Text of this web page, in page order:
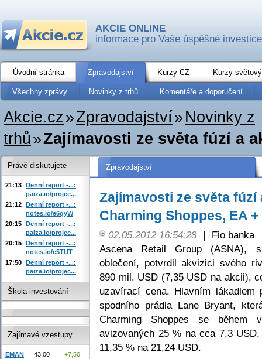
AKCIE ONLINE
informace pro Vaše úspěšné investice
Úvodní stránka Zpravodajství Kurzy CZ Kurzy
Všechny zprávy Novinky z trhů Komentáře a doporučení
Akcie.cz»Zpravodajství» Novinky z
trhů»Zajímavosti ze světa fúzí a
Zpravodajství
Zajímavosti ze světa fúzí
Charming Shoppes, EA
02.05.2012 16:54:28 |
Fio banka
Ascena Retail Group (ASNA),
oblečení, potvrdil akvizici svého
890 mil. USD (7,35 USD na akcii),
uzavírací cena. Hlavním lákadlem
spodního prádla Lane Bryant,
Charming Shoppes se během
avizovaných 25 % na cca 7,3
11,35 % na 21,24 USD.
Právě diskutujete
21:13 Denní report -...:
paiza.io/projec...
21:12 Denní report -...:
notes.io/e6qyW
20:15 Denní report -...:
paiza.io/projec...
20:15 Denní report -...:
notes.io/e5TUT
17:50 Denní report -...:
paiza.io/projec...
Škola investování
Zajímavé vzestupy
EMAN 43,00
+7,50